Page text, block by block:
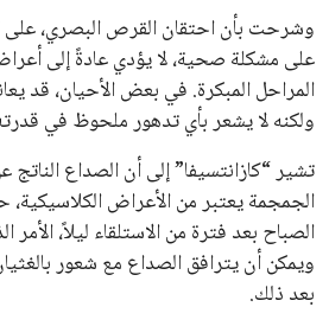
وشرحت بأن احتقان القرص البصري، على
على مشكلة صحية، لا يؤدي عادةً إلى
المراحل المبكرة. في بعض الأحيان، قد
ولكنه لا يشعر بأي تدهور ملحوظ في
تشير “كازانتسيفا” إلى أن الصداع
الجمجمة يعتبر من الأعراض
الصباح بعد فترة من الاستلقاء ليلاً،
ويمكن أن يترافق الصداع مع شعور
بعد ذلك.